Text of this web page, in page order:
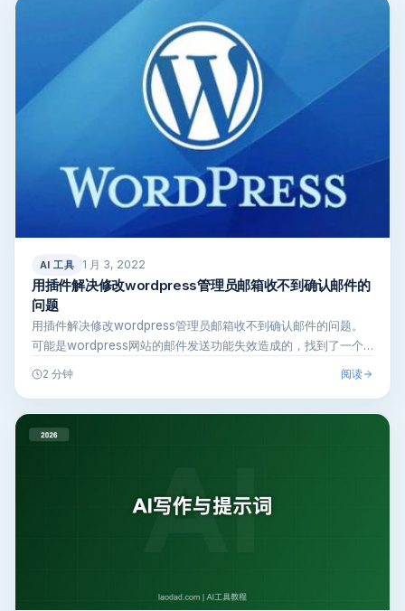
AI 工具 1 月 3, 2022
用插件解决修改wordpress管理员邮箱收不到确认邮件的
问题
用插件解决修改wordpress管理员邮箱收不到确认邮件的问题。
可能是wordpress网站的邮件发送功能失效造成的，找到了一个
2 分钟 阅读